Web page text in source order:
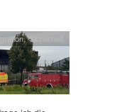
,Sicherheit